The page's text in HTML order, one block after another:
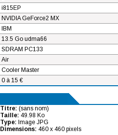
i815EP
NVIDIA GeForce2 MX
IBM
13.5 Go udma66
SDRAM PC133
Air
Cooler Master
0 à 15 €
Titre: (sans nom)
Taille: 49.98 Ko
Type: Image JPG
Dimensions: 460 x 460 pixels